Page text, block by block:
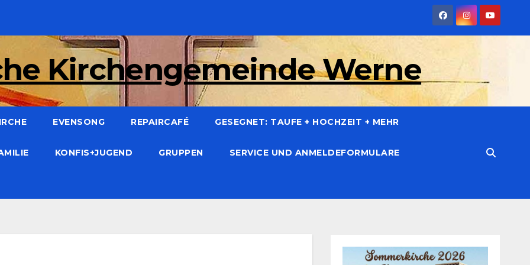
Kirchengemeinde Werne
EVENSONG REPAIRCAFÉ GESEGNET: TAUFE + HOCHZEIT + MEHR
KONFIS+JUGEND GRUPPEN SERVICE UND ANMELDEFORMULARE